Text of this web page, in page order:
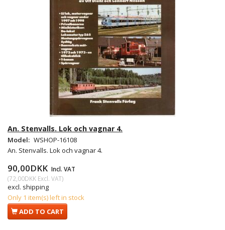
An. Stenvalls. Lok och vagnar 4.
Model: WSHOP-16108
An. Stenvalls. Lok och vagnar 4.
90,00DKK Incl. VAT
(72,00DKK Excl. VAT)
excl. shipping
Only 1 item(s) left in stock
ADD TO CART